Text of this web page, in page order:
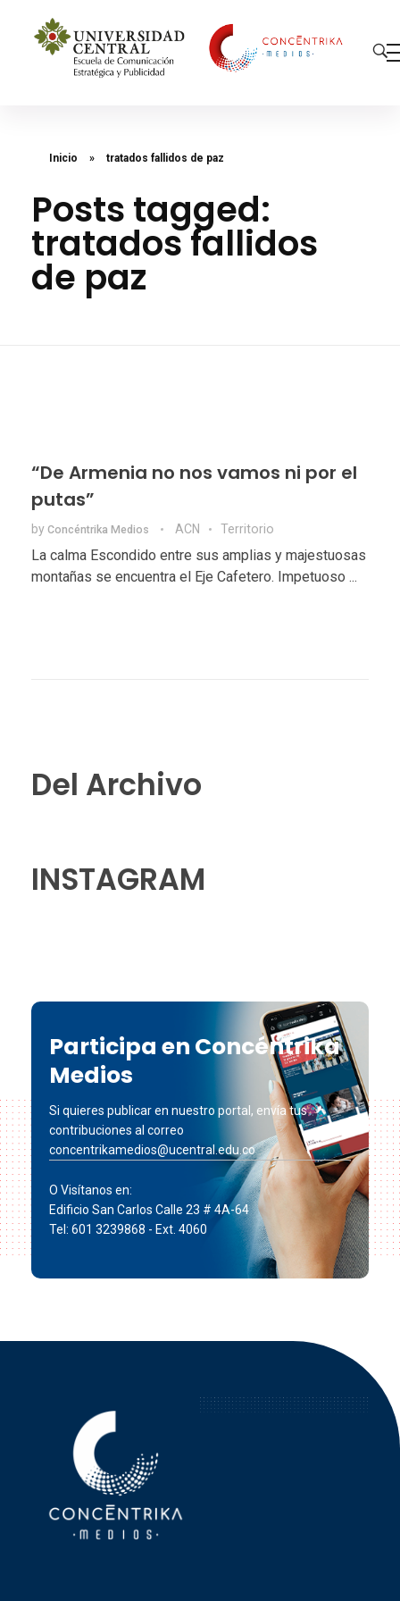
Inicio » tratados fallidos de paz
Posts tagged:
tratados fallidos
de paz
“De Armenia no nos vamos ni por el
putas”
by Concéntrika Medios ACN Territorio
La calma Escondido entre sus amplias y majestuosas
montañas se encuentra el Eje Cafetero. Impetuoso ...
Del Archivo
INSTAGRAM
Participa en Concéntrika
Medios
Si quieres publicar en nuestro portal, envía tus
contribuciones al correo
concentrikamedios@ucentral.edu.co
O Visítanos en:
Edificio San Carlos Calle 23 # 4A-64
Tel: 601 3239868 - Ext. 4060